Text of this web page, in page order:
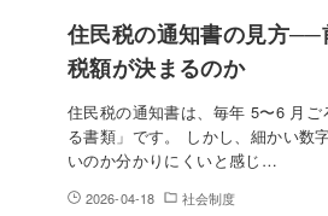
住民税の通知書の見方──
税額が決まるのか
住民税の通知書は、毎年 5〜6 月
る書類」です。 しかし、細かい数
いのか分かりにくいと感じ…
2026-04-18 社会制度